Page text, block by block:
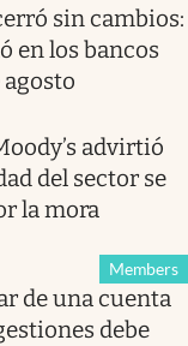
sin cambios:
en los bancos
agosto
advirtió
del sector se
la mora
Members
de una cuenta
debe